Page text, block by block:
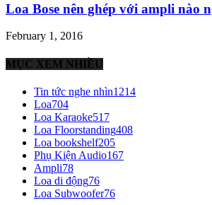
Loa Bose nên ghép với ampli nào
February 1, 2016
MỤC XEM NHIỀU
Tin tức nghe nhìn1214
Loa704
Loa Karaoke517
Loa Floorstanding408
Loa bookshelf205
Phụ Kiện Audio167
Ampli78
Loa di động76
Loa Subwoofer76